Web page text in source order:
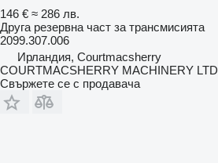
146 € ≈ 286 лв.
Друга резервна част за трансмисията
2099.307.006
Ирландия, Courtmacsherry
COURTMACSHERRY MACHINERY LTD
Свържете се с продавача